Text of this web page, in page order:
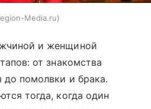
Media.ru
и женщиной
от знакомства
помолвки и брака.
тогда, когда один